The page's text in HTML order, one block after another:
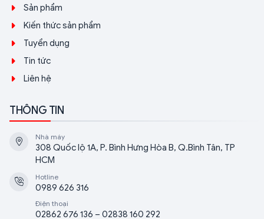
Sản phẩm
Kiến thức sản phẩm
Tuyển dụng
Tin tức
Liên hệ
THÔNG TIN
Nhà máy
308 Quốc lộ 1A, P. Bình Hưng Hòa B, Q.Bình Tân, TP
HCM
Hotline
0989 626 316
Điện thoại
02862 676 136 – 02838 160 292